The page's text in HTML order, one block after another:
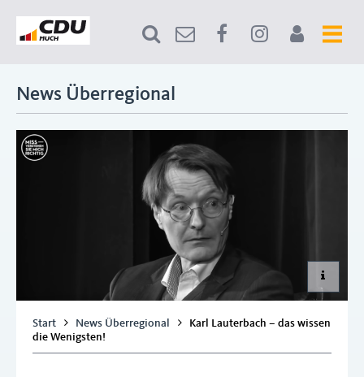
News Überregional
Start News Überregional
Karl Lauterbach – das wissen
die Wenigsten!